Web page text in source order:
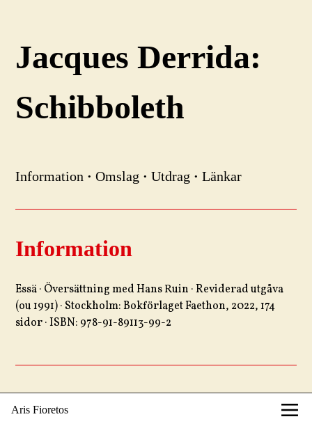
Aris Fioretos
Jacques Derrida:
Schibboleth
Information ·Omslag ·Utdrag ·Länkar
Information
Essä · Översättning med Hans Ruin · Reviderad utgåva
(ou 1991) · Stockholm: Bokförlaget Faethon, 2022, 174
sidor · ISBN: 978-91-89113-99-2
Omslag